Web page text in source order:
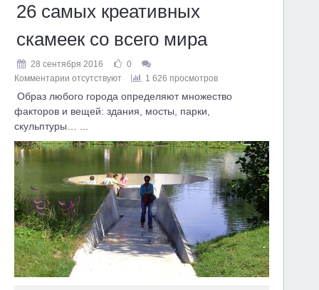
26 самых креативных
скамеек со всего мира
28 сентября 2016
0
Комментарии отсутствуют
1 626 просмотров
Образ любого города определяют множество
факторов и вещей: здания, мосты, парки,
скульптуры… ...